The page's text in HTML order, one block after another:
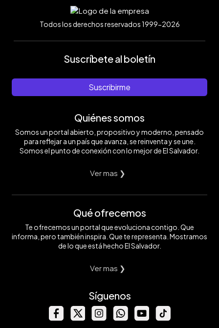
Todos los derechos reservados 1999-2026
Suscríbete al boletín
Suscribirme
Quiénes somos
Somos un portal abierto, propositivo y moderno, pensado
para reflejar a un país que avanza, se reinventa y se une.
Somos el punto de conexión con lo mejor de El Salvador.
Ver mas ❯
Qué ofrecemos
Te ofrecemos un portal que evoluciona contigo. Que
informa, pero también inspira. Que te representa. Mostramos
de lo que está hecho El Salvador.
Ver mas ❯
Síguenos